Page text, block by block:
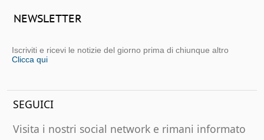
NEWSLETTER
Iscriviti e ricevi le notizie del giorno prima di chiunque altro
Clicca qui
SEGUICI
Visita i nostri social network e rimani informato